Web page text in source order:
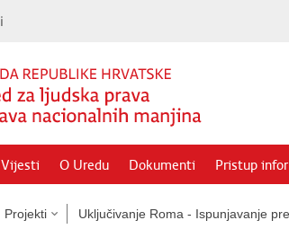
Vijesti O Uredu Dokumenti Pristup
Projekti Uključivanje Roma - Ispunjavanje